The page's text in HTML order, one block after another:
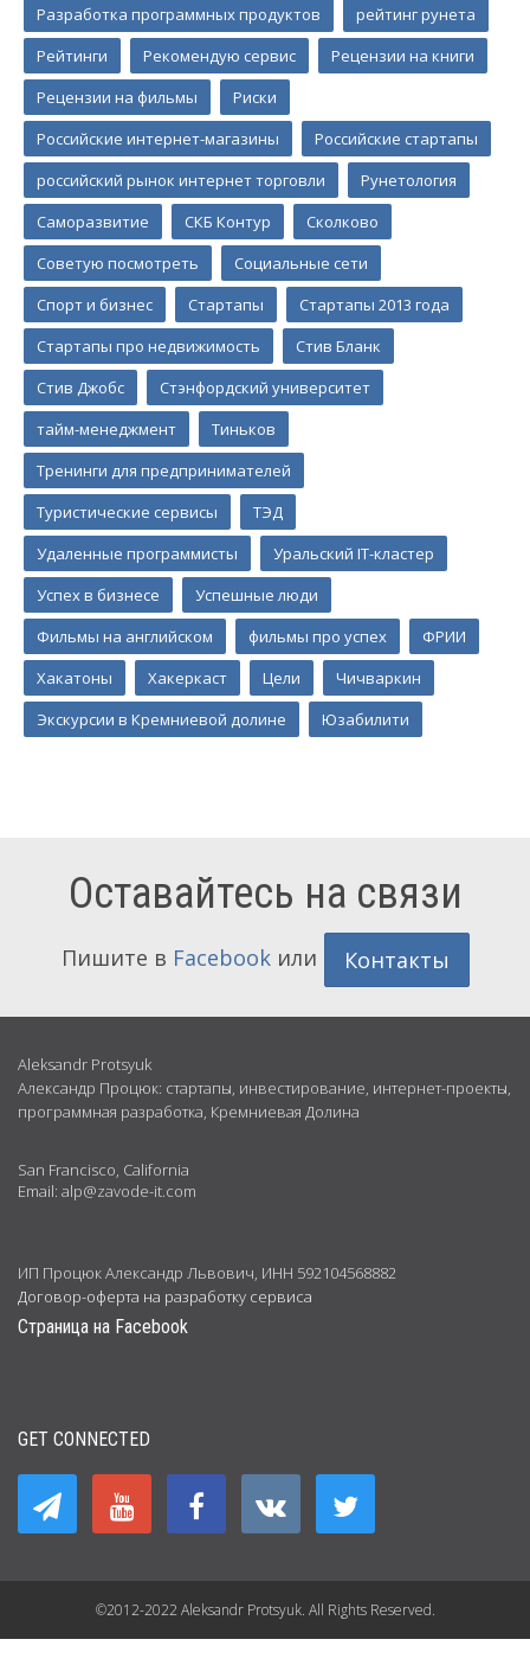
Разработка программных продуктов
рейтинг рунета
Рейтинги
Рекомендую сервис
Рецензии на книги
Рецензии на фильмы
Риски
Российские интернет-магазины
Российские стартапы
российский рынок интернет торговли
Рунетология
Саморазвитие
СКБ Контур
Сколково
Советую посмотреть
Социальные сети
Спорт и бизнес
Стартапы
Стартапы 2013 года
Стартапы про недвижимость
Стив Бланк
Стив Джобс
Стэнфордский университет
тайм-менеджмент
Тиньков
Тренинги для предпринимателей
Туристические сервисы
ТЭД
Удаленные программисты
Уральский IT-кластер
Успех в бизнесе
Успешные люди
Фильмы на английском
фильмы про успех
ФРИИ
Хакатоны
Хакеркаст Цели
Чичваркин
Экскурсии в Кремниевой долине
Юзабилити
Оставайтесь на связи
Пишите в Facebookили Контакты
Обо
мне
Aleksandr Protsyuk
Александр Процюк: стартапы, инвестирование, интернет-проекты,
программная разработка, Кремниевая Долина
San Francisco, California
Email: alp@zavode-it.com
ИП Процюк Александр Львович, ИНН 592104568882
Договор-оферта на разработку сервиса
Страница на Facebook
GET CONNECTED
©2012-2022 Aleksandr Protsyuk. All Rights Reserved.